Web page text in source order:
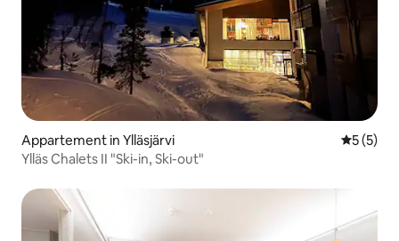
Appartement in Ylläsjärvi
5 (5)
Ylläs Chalets II "Ski-in, Ski-out"